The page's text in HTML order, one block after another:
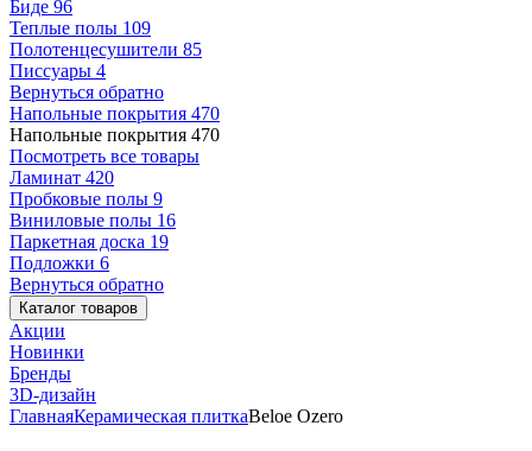
Биде 96
Теплые полы 109
Полотенцесушители 85
Писсуары 4
Вернуться обратно
Напольные покрытия 470
Напольные покрытия 470
Посмотреть все товары
Ламинат 420
Пробковые полы 9
Виниловые полы 16
Паркетная доска 19
Подложки 6
Вернуться обратно
Каталог товаров
Акции
Новинки
Бренды
3D-дизайн
ГлавнаяКерамическая плиткаBeloe Ozero